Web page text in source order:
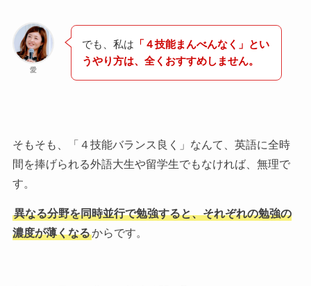
愛
でも、私は 「４技能まんべんなく」とい
うやり方は、全くおすすめしません。
そもそも、「４技能バランス良く」なんて、英語に全時
間を捧げられる外語大生や留学生でもなければ、無理で
す。
異なる分野を同時並行で勉強すると、それぞれの勉強の
濃度が薄くなるからです。